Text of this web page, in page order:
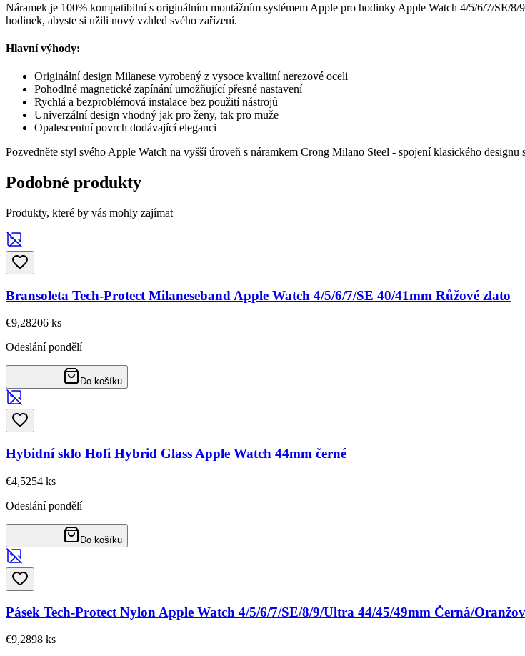
Náramek je 100% kompatibilní s originálním montážním systémem Apple pro hodinky Apple Watch 4/5/6/7/SE/
hodinek, abyste si užili nový vzhled svého zařízení.
Hlavní výhody:
Originální design Milanese vyrobený z vysoce kvalitní nerezové oceli
Pohodlné magnetické zapínání umožňující přesné nastavení
Rychlá a bezproblémová instalace bez použití nástrojů
Univerzální design vhodný jak pro ženy, tak pro muže
Opalescentní povrch dodávající eleganci
Pozvedněte styl svého Apple Watch na vyšší úroveň s náramkem Crong Milano Steel - spojení klasického designu
Podobné produkty
Produkty, které by vás mohly zajímat
Bransoleta Tech-Protect Milaneseband Apple Watch 4/5/6/7/SE 40/41mm Růžové zlato
€9,28206 ks
Odeslání pondělí
Do košíku
Hybidní sklo Hofi Hybrid Glass Apple Watch 44mm černé
€4,5254 ks
Odeslání pondělí
Do košíku
Pásek Tech-Protect Nylon Apple Watch 4/5/6/7/SE/8/9/Ultra 44/45/49mm Černá/
€9,2898 ks